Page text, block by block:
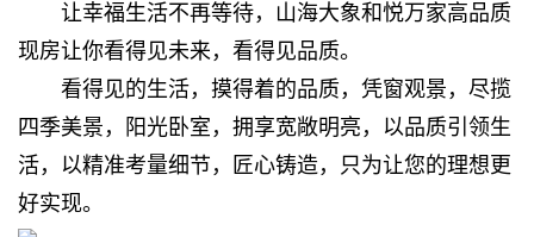
让幸福生活不再等待， 山海大象和悦万家高品质
现房让你看得见未来，看得见品质。
看得见的生活，摸得着的品质， 凭窗观景，尽揽
四季美景，
阳光卧室，拥享宽敞明亮， 以品质引领生
活，以精准考量细节，
匠心铸造，只为让您的理想更
好实现。